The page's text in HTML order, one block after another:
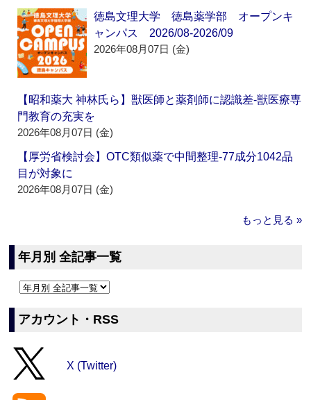
徳島文理大学 徳島薬学部 オープンキ
ャンパス 2026/08-2026/09
2026年08月07日 (金)
【昭和薬大 神林氏ら】獣医師と薬剤師に認識差‐獣医療専
門教育の充実を
2026年08月07日 (金)
【厚労省検討会】OTC類似薬で中間整理‐77成分1042品
目が対象に
2026年08月07日 (金)
もっと見る »
年月別 全記事一覧
アカウント・RSS
X (Twitter)